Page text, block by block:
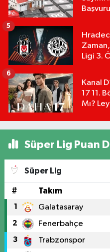
Ligi 3.
5
Kanal
17 11.
Mı?
6
Süper Lig Puan
Süper Lig
# Takım
1 Galatasaray
2 Fenerbahçe
3 Trabzonspor